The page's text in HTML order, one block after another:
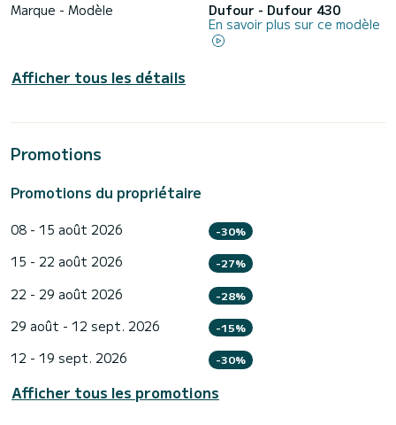
Marque - Modèle
Dufour - Dufour 430
En savoir plus sur ce modèle
Afficher tous les détails
Promotions
Promotions du propriétaire
08 - 15 août 2026 -30%
15 - 22 août 2026 -27%
22 - 29 août 2026 -28%
29 août - 12 sept. 2026 -15%
12 - 19 sept. 2026 -30%
Afficher tous les promotions